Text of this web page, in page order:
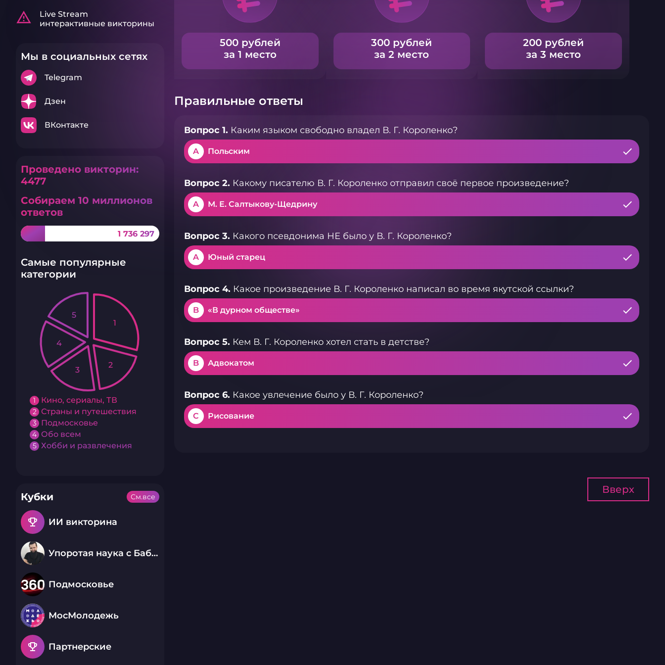
warning_amber
Live Stream
интерактивные викторины
Мы в социальных сетях
Telegram
Дзен
ВКонтакте
Проведено викторин:
4477
Собираем 10 миллионов
ответов
1 736 297
Самые популярные
категории
1 Кино, сериалы, ТВ
2 Страны и путешествия
3 Подмосковье
4 Обо всем
5 Хобби и развлечения
1
2
3
4
5
Кубки
emoji_events ИИ викторина
Упоротая наука с Бабаем Лютым
Подмосковье
МосМолодежь
emoji_events Партнерские
См.все
500 рублей
за 1 место
300 рублей
за 2 место
200 рублей
за 3 место
Правильные ответы
Вопрос 1. Каким языком свободно владел В. Г. Короленко?
A Польским
Вопрос 2. Какому писателю В. Г. Короленко отправил своё первое произведение?
A М. Е. Салтыкову-Щедрину
Вопрос 3. Какого псевдонима НЕ было у В. Г. Короленко?
A Юный старец
Вопрос 4. Какое произведение В. Г. Короленко написал во время якутской ссылки?
B «В дурном обществе»
Вопрос 5. Кем В. Г. Короленко хотел стать в детстве?
B Адвокатом
Вопрос 6. Какое увлечение было у В. Г. Короленко?
C Рисование
Вверх